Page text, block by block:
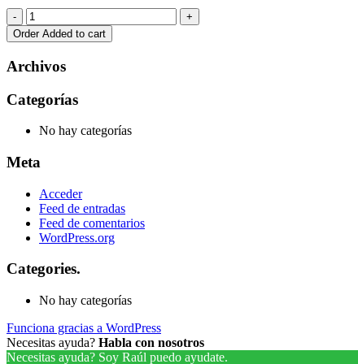
Order Added to cart
Archivos
Categorías
No hay categorías
Meta
Acceder
Feed de entradas
Feed de comentarios
WordPress.org
Categories.
No hay categorías
Funciona gracias a WordPress
Necesitas ayuda? Habla con nosotros
Necesitas ayuda? Soy Raúl puedo ayudate.